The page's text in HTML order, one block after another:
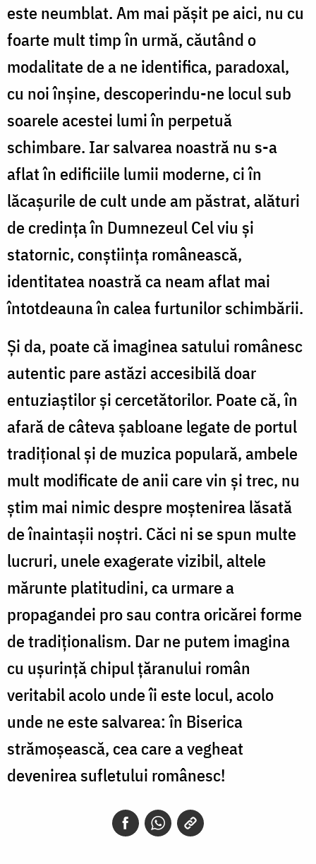
este neumblat. Am mai pășit pe aici, nu cu
foarte mult timp în urmă, căutând o
modalitate de a ne identifica, paradoxal,
cu noi înșine, descoperindu-ne locul sub
soarele acestei lumi în perpetuă
schimbare. Iar salvarea noastră nu s-a
aflat în edificiile lumii moderne, ci în
lăcașurile de cult unde am păstrat, alături
de credința în Dumnezeul Cel viu și
statornic, conștiința românească,
identitatea noastră ca neam aflat mai
întotdeauna în calea furtunilor schimbării.
Și da, poate că imaginea satului românesc
autentic pare astăzi accesibilă doar
entuziaștilor și cercetătorilor. Poate că, în
afară de câteva șabloane legate de portul
tradițional și de muzica populară, ambele
mult modificate de anii care vin și trec, nu
știm mai nimic despre moștenirea lăsată
de înaintașii noștri. Căci ni se spun multe
lucruri, unele exagerate vizibil, altele
mărunte platitudini, ca urmare a
propagandei pro sau contra oricărei forme
de tradiționalism. Dar ne putem imagina
cu ușurință chipul țăranului român
veritabil acolo unde îi este locul, acolo
unde ne este salvarea: în Biserica
strămoșească, cea care a vegheat
devenirea sufletului românesc!